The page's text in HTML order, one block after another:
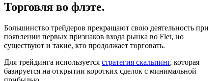
Торговля во флэте.
Большинство трейдеров прекращают свою деятельность при
появлении первых признаков входа рынка во Flet, но
существуют и такие, кто продолжает торговать.
Для трейдинга используется стратегия скальпинг, которая
базируется на открытии коротких сделок с минимальной